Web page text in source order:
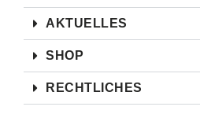
AKTUELLES
SHOP
RECHTLICHES